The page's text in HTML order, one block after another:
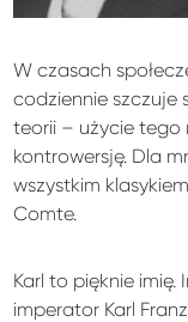
W czasach
codziennie szczuje
teorii – użycie tego
kontrowersję. Dla
wszystkim
Comte.
Karl to pięknie
imperator Karl